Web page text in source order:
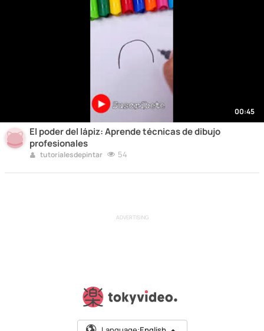
00:45
El poder del lápiz: Aprende técnicas de dibujo
profesionales
tutorialesdepintar 54
ADVERTISING